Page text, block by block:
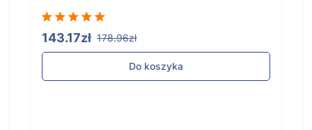
143.17zł 178.96zł
Do koszyka